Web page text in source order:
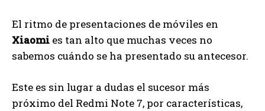
El ritmo de presentaciones de móviles en
Xiaomi es tan alto que muchas veces no
sabemos cuándo se ha presentado su antecesor.
Este es sin lugar a dudas el sucesor más
próximo del Redmi Note 7, por características,